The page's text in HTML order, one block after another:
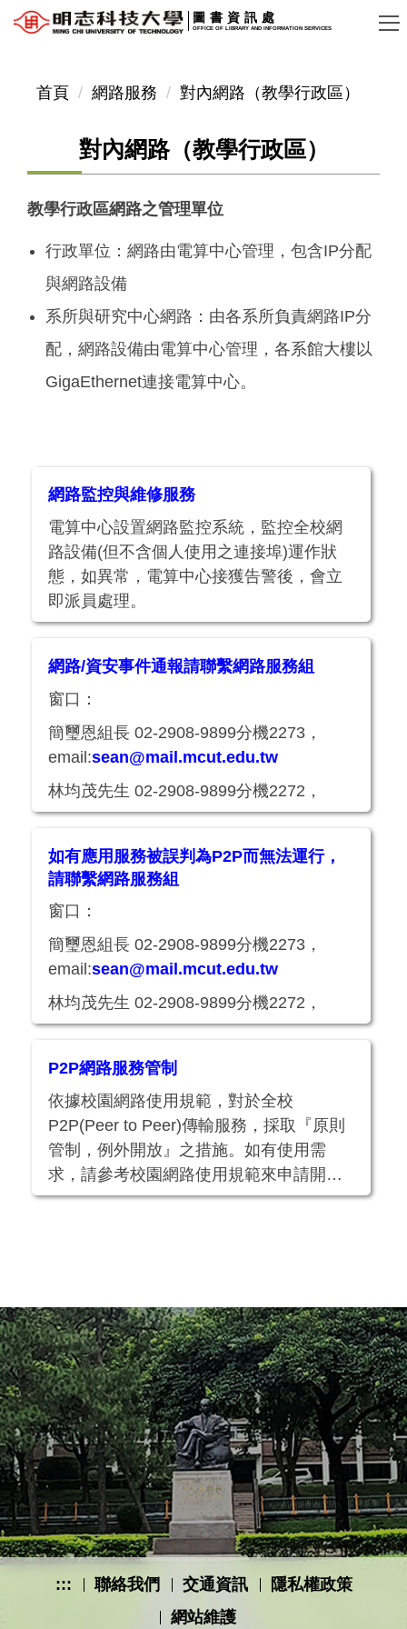
跳
圖書資訊處
OFFICE OF LIBRARY AND INFORMATION SERVICES
首頁 網路服務 對內網路（教學行政區）
對內網路（教學行政區）
教學行政區網路之管理單位
行政單位：網路由電算中心管理，包含IP分配
與網路設備
系所與研究中心網路：由各系所負責網路IP分
配，網路設備由電算中心管理，各系館大樓以
GigaEthernet連接電算中心。
網路監控與維修服務
電算中心設置網路監控系統，監控全校網
路設備(但不含個人使用之連接埠)運作狀
態，如異常，電算中心接獲告警後，會立
即派員處理。
連線，請先檢查自己的線路或設定是否正
資安事...
網路/資安事件通報請聯繫網路服務組
窗口：
簡璽恩組長 02-2908-9899分機2273，
email:sean@mail.mcut.edu.tw
林均茂先生 02-2908-9899分機2272，
email:alston@mail.mcut.edu.tw
如有應用服務被誤判為P2P而無法運行，
請聯繫網路服務組
窗口：
簡璽恩組長 02-2908-9899分機2273，
email:sean@mail.mcut.edu.tw
林均茂先生 02-2908-9899分機2272，
email:alston@mail.mcut.edu.tw
P2P網路服務管制
依據校園網路使用規範，對於全校
P2P(Peer to Peer)傳輸服務，採取『原則
管制，例外開放』之措施。如有使用需
求，請參考校園網路使用規範來申請開
放。
::: 聯絡我們 交通資訊
隱私權政策
網站維護